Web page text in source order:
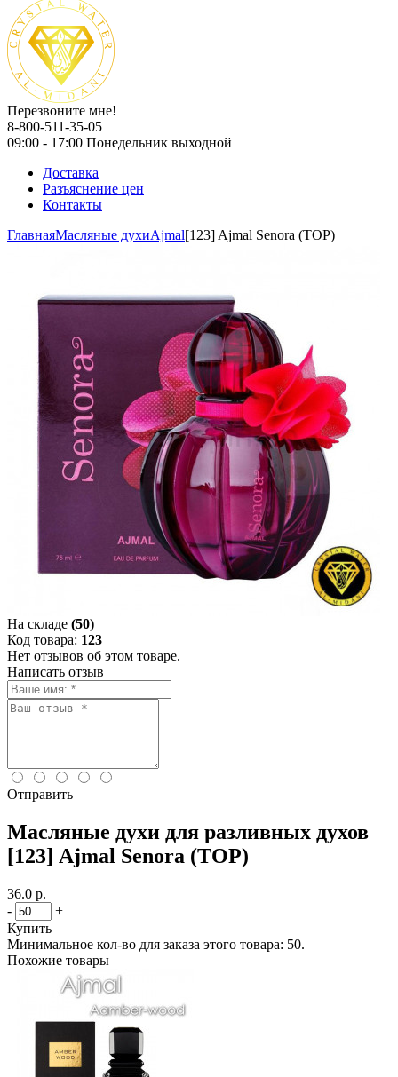
Перезвоните мне!
8-800-511-35-05
09:00 - 17:00 Понедельник выходной
Доставка
Разъяснение цен
Контакты
ГлавнаяМасляные духиAjmal[123] Ajmal Senora (TOP)
На складе (50)
Код товара: 123
Нет отзывов об этом товаре.
Написать отзыв
Отправить
Масляные духи для разливных духов
[123] Ajmal Senora (TOP)
36.0 р.
-
+
Купить
Минимальное кол-во для заказа этого товара: 50.
Похожие товары